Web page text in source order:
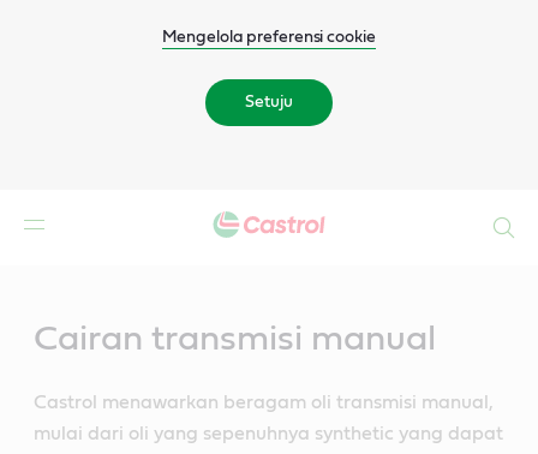
Mengelola preferensi cookie
Setuju
Cairan transmisi manual
Castrol menawarkan beragam oli transmisi manual,
mulai dari oli yang sepenuhnya synthetic yang dapat